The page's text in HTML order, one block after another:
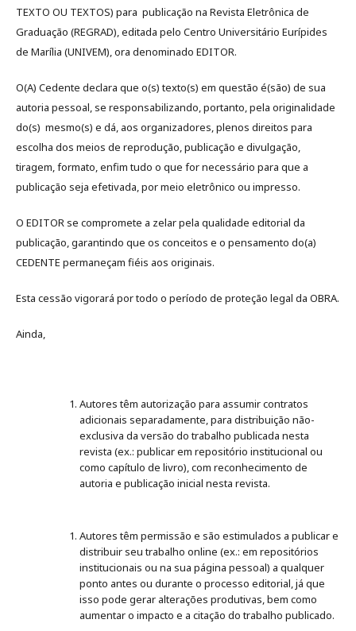
TEXTO OU TEXTOS) para publicação na Revista Eletrônica de
Graduação (REGRAD), editada pelo Centro Universitário Eurípides
de Marília (UNIVEM), ora denominado EDITOR.
O(A) Cedente declara que o(s) texto(s) em questão é(são) de sua
autoria pessoal, se responsabilizando, portanto, pela originalidade
do(s) mesmo(s) e dá, aos organizadores, plenos direitos para
escolha dos meios de reprodução, publicação e divulgação,
tiragem, formato, enfim tudo o que for necessário para que a
publicação seja efetivada, por meio eletrônico ou impresso.
O EDITOR se compromete a zelar pela qualidade editorial da
publicação, garantindo que os conceitos e o pensamento do(a)
CEDENTE permaneçam fiéis aos originais.
Esta cessão vigorará por todo o período de proteção legal da OBRA.
Ainda,
Autores têm autorização para assumir contratos
adicionais separadamente, para distribuição não-
exclusiva da versão do trabalho publicada nesta
revista (ex.: publicar em repositório institucional ou
como capítulo de livro), com reconhecimento de
autoria e publicação inicial nesta revista.
Autores têm permissão e são estimulados a publicar e
distribuir seu trabalho online (ex.: em repositórios
institucionais ou na sua página pessoal) a qualquer
ponto antes ou durante o processo editorial, já que
isso pode gerar alterações produtivas, bem como
aumentar o impacto e a citação do trabalho publicado.